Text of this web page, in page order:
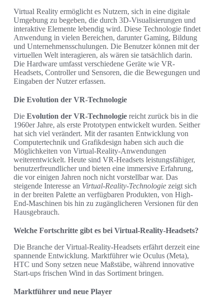
Virtual Reality ermöglicht es Nutzern, sich in eine digitale
Umgebung zu begeben, die durch 3D-Visualisierungen und
interaktive Elemente lebendig wird. Diese Technologie findet
Anwendung in vielen Bereichen, darunter Gaming, Bildung
und Unternehmensschulungen. Die Benutzer können mit der
virtuellen Welt interagieren, als wären sie tatsächlich darin.
Die Hardware umfasst verschiedene Geräte wie VR-
Headsets, Controller und Sensoren, die die Bewegungen und
Eingaben der Nutzer erfassen.
Die Evolution der VR-Technologie
Die Evolution der VR-Technologie reicht zurück bis in die
1960er Jahre, als erste Prototypen entwickelt wurden. Seither
hat sich viel verändert. Mit der rasanten Entwicklung von
Computertechnik und Grafikdesign haben sich auch die
Möglichkeiten von Virtual-Reality-Anwendungen
weiterentwickelt. Heute sind VR-Headsets leistungsfähiger,
benutzerfreundlicher und bieten eine immersive Erfahrung,
die vor einigen Jahren noch nicht vorstellbar war. Das
steigende Interesse an Virtual-Reality-Technologie zeigt sich
in der breiten Palette an verfügbaren Produkten, von High-
End-Maschinen bis hin zu zugänglicheren Versionen für den
Hausgebrauch.
Welche Fortschritte gibt es bei Virtual-Reality-Headsets?
Die Branche der Virtual-Reality-Headsets erfährt derzeit eine
spannende Entwicklung. Marktführer wie Oculus (Meta),
HTC und Sony setzen neue Maßstäbe, während innovative
Start-ups frischen Wind in das Sortiment bringen.
Marktführer und neue Player